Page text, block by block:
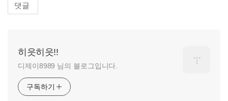
댓글
히읏히읏!!
디제이8989 님의 블로그입니다.
구독하기